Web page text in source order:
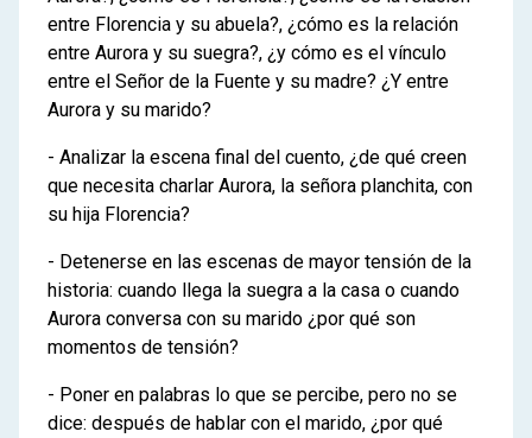
entre Florencia y su abuela?, ¿cómo es la relación
entre Aurora y su suegra?, ¿y cómo es el vínculo
entre el Señor de la Fuente y su madre? ¿Y entre
Aurora y su marido?
- Analizar la escena final del cuento, ¿de qué creen
que necesita charlar Aurora, la señora planchita, con
su hija Florencia?
- Detenerse en las escenas de mayor tensión de la
historia: cuando llega la suegra a la casa o cuando
Aurora conversa con su marido ¿por qué son
momentos de tensión?
- Poner en palabras lo que se percibe, pero no se
dice: después de hablar con el marido, ¿por qué